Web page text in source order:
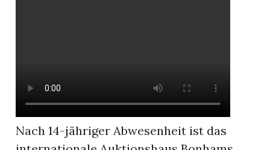
Nach 14-jähriger Abwesenheit ist das